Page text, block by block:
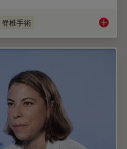
脊椎手術